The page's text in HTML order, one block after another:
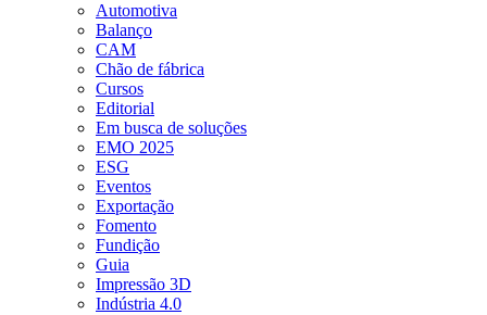
Automotiva
Balanço
CAM
Chão de fábrica
Cursos
Editorial
Em busca de soluções
EMO 2025
ESG
Eventos
Exportação
Fomento
Fundição
Guia
Impressão 3D
Indústria 4.0